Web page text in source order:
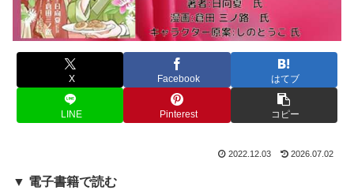
X Facebook はてブ
LINE Pinterest コピー
2022.12.03 2026.07.02
▼ 電子書籍で読む